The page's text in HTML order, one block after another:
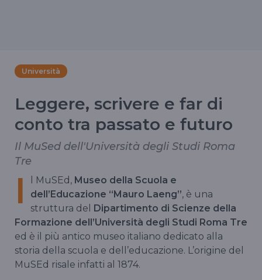
Università
Leggere, scrivere e far di
conto tra passato e futuro
Il MuSed dell'Università degli Studi Roma
Tre
I l MuSEd, Museo della Scuola e
dell’Educazione “Mauro Laeng”, è una
struttura del Dipartimento di Scienze della
Formazione dell’Università degli Studi Roma Tre
ed è il più antico museo italiano dedicato alla
storia della scuola e dell’educazione. L’origine del
MuSEd risale infatti al 1874.